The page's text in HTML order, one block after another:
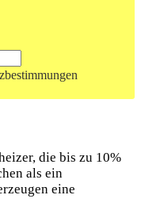
die bis zu 10%
als ein
eine